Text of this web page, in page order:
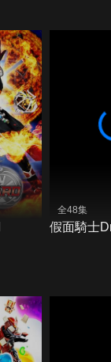
全48集
假面騎士